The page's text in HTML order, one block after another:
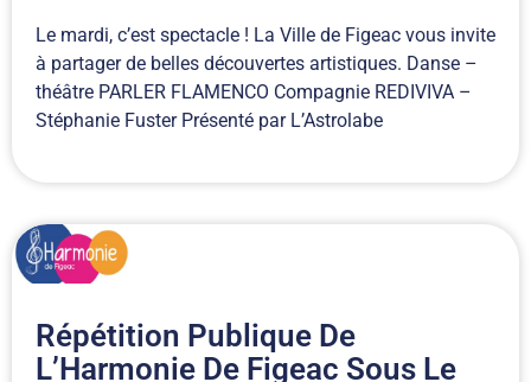
Le mardi, c’est spectacle ! La Ville de Figeac vous invite
à partager de belles découvertes artistiques. Danse –
théâtre PARLER FLAMENCO Compagnie REDIVIVA –
Stéphanie Fuster Présenté par L’Astrolabe
Répétition Publique De
L’Harmonie De Figeac Sous Le